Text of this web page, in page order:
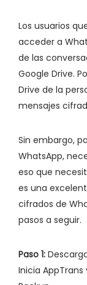
Los usuarios
acceder a
de las
Google Drive.
Drive de la
mensajes
Sin embargo,
WhatsApp,
eso que
es una
cifrados de
pasos a seguir.
Paso 1:
Inicia AppTrans